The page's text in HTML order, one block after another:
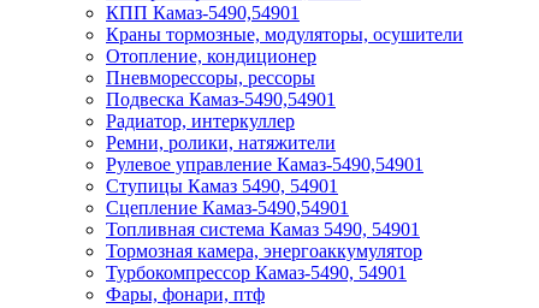
КПП Камаз-5490,54901
Краны тормозные, модуляторы, осушители
Отопление, кондиционер
Пневморессоры, рессоры
Подвеска Камаз-5490,54901
Радиатор, интеркуллер
Ремни, ролики, натяжители
Рулевое управление Камаз-5490,54901
Ступицы Камаз 5490, 54901
Сцепление Камаз-5490,54901
Топливная система Камаз 5490, 54901
Тормозная камера, энергоаккумулятор
Турбокомпрессор Камаз-5490, 54901
Фары, фонари, птф